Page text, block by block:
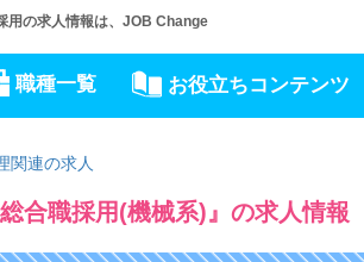
用の求人情報は、JOB Change
職種一覧 お役立ちコンテンツ
関連の求人
合職採用(機械系)』の求人情報